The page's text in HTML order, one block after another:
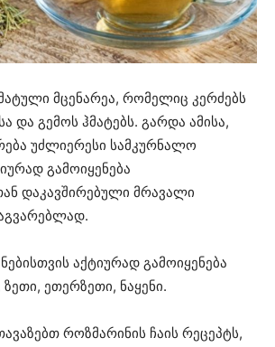
მცენარეა, რომელიც კერძებს
და გემოს ჰმატებს. გარდა ამისა,
უძლიერესი სამკურნალო
გამოიყენება
დაკავშირებული მრავალი
აქტიურად გამოიყენება
ეთერზეთი, ნაყენი.
როზმარინის ჩაის რეცეპტს,